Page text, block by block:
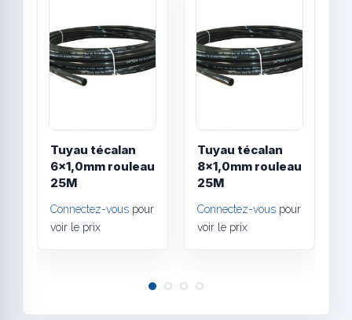
Tuyau técalan
6x1,0mm rouleau
25M
Connectez-vous pour
voir le prix
Tuyau técalan
8x1,0mm rouleau
25M
Connectez-vous pour
voir le prix